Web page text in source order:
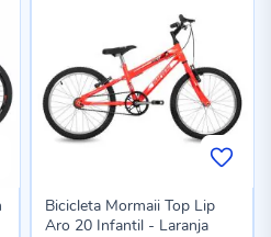
Bicicleta Mormaii Top Lip
Aro 20 Infantil - Laranja